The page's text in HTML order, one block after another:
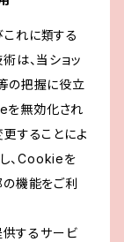
これに類する
は、当ショッ
の把握に役立
を無効化され
することによ
、Cookieを
の機能をご利
供するサービ